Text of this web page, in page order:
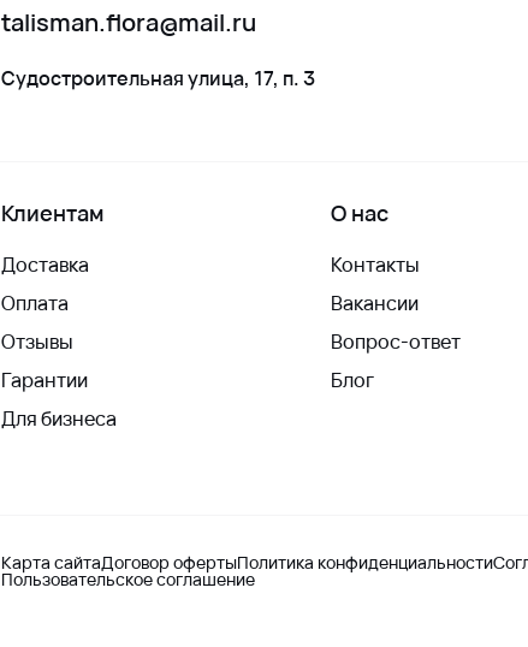
talisman.flora@mail.ru
Судостроительная улица, 17, п. 3
Клиентам
Доставка
Оплата
Отзывы
Гарантии
Для бизнеса
О нас
Контакты
Вакансии
Вопрос-ответ
Блог
Карта сайтаДоговор офертыПолитика конфиденциальности
Пользовательское соглашение